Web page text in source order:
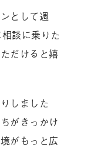
として週
談に乗りた
だけると嬉
しました
がきっかけ
がもっと広